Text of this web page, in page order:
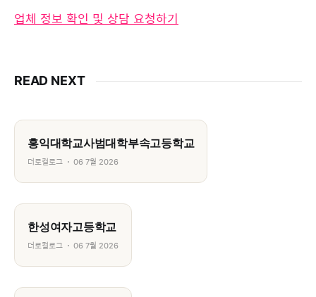
업체 정보 확인 및 상담 요청하기
READ NEXT
홍익대학교사범대학부속고등학교
더로컬로그 06 7월 2026
한성여자고등학교
더로컬로그 06 7월 2026